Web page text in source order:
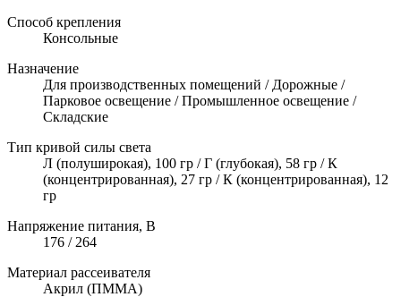
Способ крепления
Консольные
Назначение
Для производственных помещений / Дорожные /
Парковое освещение / Промышленное освещение /
Складские
Тип кривой силы света
Л (полуширокая), 100 гр / Г (глубокая), 58 гр / К
(концентрированная), 27 гр / К (концентрированная), 12
гр
Напряжение питания, В
176 / 264
Материал рассеивателя
Акрил (ПММА)